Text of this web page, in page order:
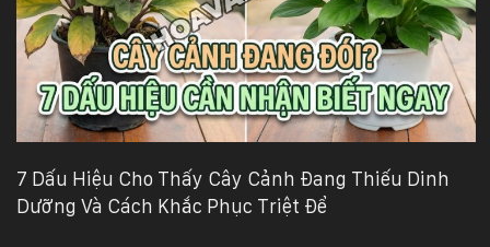
7 Dấu Hiệu Cho Thấy Cây Cảnh Đang Thiếu Dinh
Dưỡng Và Cách Khắc Phục Triệt Để